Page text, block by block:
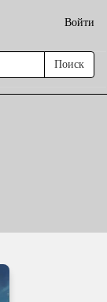
Войти
Поиск